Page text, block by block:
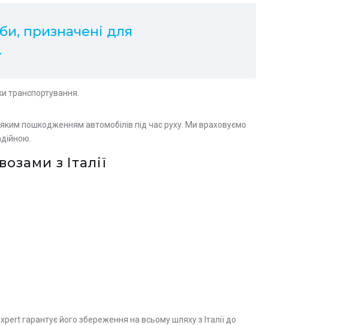
призначені для
транспортування.
пошкодженням автомобілів під час руху. Ми враховуємо
з Італії
гарантує його збереження на всьому шляху з Італії до